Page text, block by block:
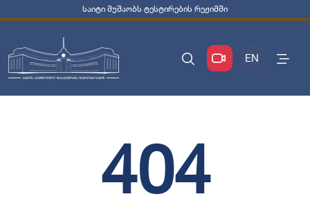
საიტი მუშაობს ტესტირების რეჟიმში
EN
404